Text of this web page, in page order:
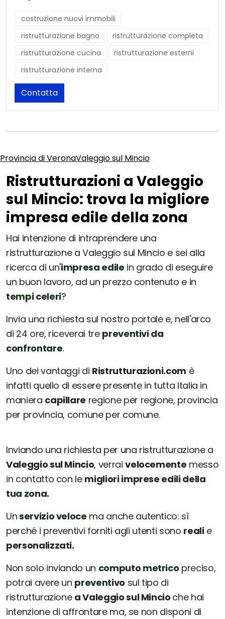
costruzione nuovi immobili
ristrutturazione bagno
ristrutturazione completa
ristrutturazione cucina
ristrutturazione esterni
ristrutturazione interna
Contatta
Provincia di VeronaValeggio sul Mincio
Ristrutturazioni a Valeggio
sul Mincio: trova la migliore
impresa edile della zona
Hai intenzione di intraprendere una
ristrutturazione a Valeggio sul Mincio e sei alla
ricerca di un'impresa edile in grado di eseguire
un buon lavoro, ad un prezzo contenuto e in
tempi celeri?
Invia una richiesta sul nostro portale e, nell'arco
di 24 ore, riceverai tre preventivi da
confrontare.
Uno dei vantaggi di Ristrutturazioni.com è
infatti quello di essere presente in tutta Italia in
maniera capillare regione per regione, provincia
per provincia, comune per comune.
Inviando una richiesta per una ristrutturazione a
Valeggio sul Mincio, verraivelocemente messo
in contatto con le migliori imprese edili della
tua zona.
Unservizio veloce ma anche autentico: sì
perché i preventivi forniti agli utenti sono realie
personalizzati.
Non solo inviando un computo metrico preciso,
potrai avere un preventivo sul tipo di
ristrutturazione a Valeggio sul Mincio che hai
intenzione di affrontare ma, se non disponi di